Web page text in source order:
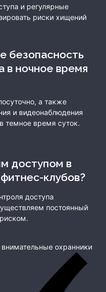
и регулярные
риски хищений
в ночное время
а также
и видеонаблюдения
темное время суток.
доступом в
клубов?
доступа
постоянный
охранники